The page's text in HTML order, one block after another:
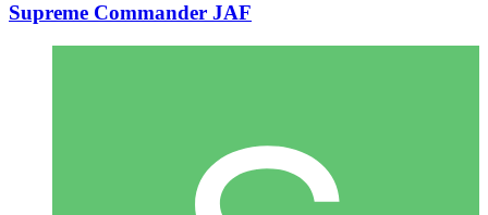
Supreme Commander JAF